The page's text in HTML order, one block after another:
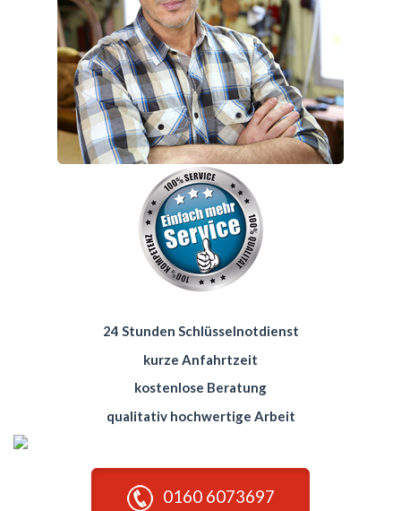
24 Stunden Schlüsselnotdienst
kurze Anfahrtzeit
kostenlose Beratung
qualitativ hochwertige Arbeit
0160 6073697